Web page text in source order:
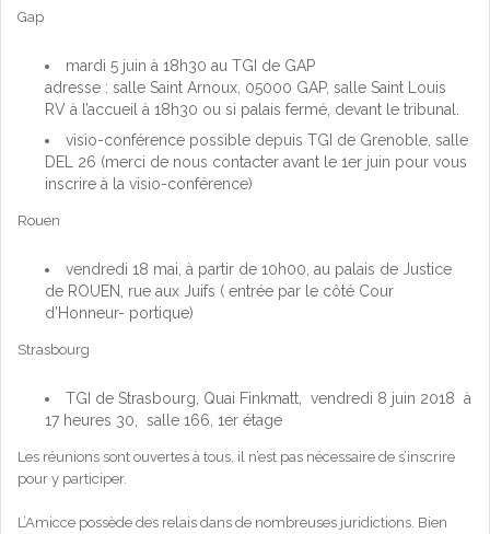
Gap
mardi 5 juin à 18h30 au TGI de GAP
adresse : salle Saint Arnoux, 05000 GAP, salle Saint Louis
RV à l’accueil à 18h30 ou si palais fermé, devant le tribunal.
visio-conférence possible depuis TGI de Grenoble, salle
DEL 26 (merci de nous contacter avant le 1er juin pour vous
inscrire à la visio-conférence)
Rouen
vendredi 18 mai, à partir de 10h00, au palais de Justice
de ROUEN, rue aux Juifs ( entrée par le côté Cour
d’Honneur- portique)
Strasbourg
TGI de Strasbourg, Quai Finkmatt, vendredi 8 juin 2018 à
17 heures 30, salle 166, 1er étage
Les réunions sont ouvertes à tous, il n’est pas nécessaire de s’inscrire
pour y participer.
L’Amicce possède des relais dans de nombreuses juridictions. Bien